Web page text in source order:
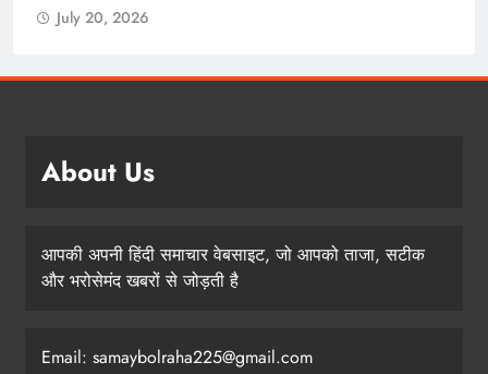
July 20, 2026
About Us
आपकी अपनी हिंदी समाचार वेबसाइट, जो आपको ताजा, सटीक
और भरोसेमंद खबरों से जोड़ती है
Email: samaybolraha225@gmail.com